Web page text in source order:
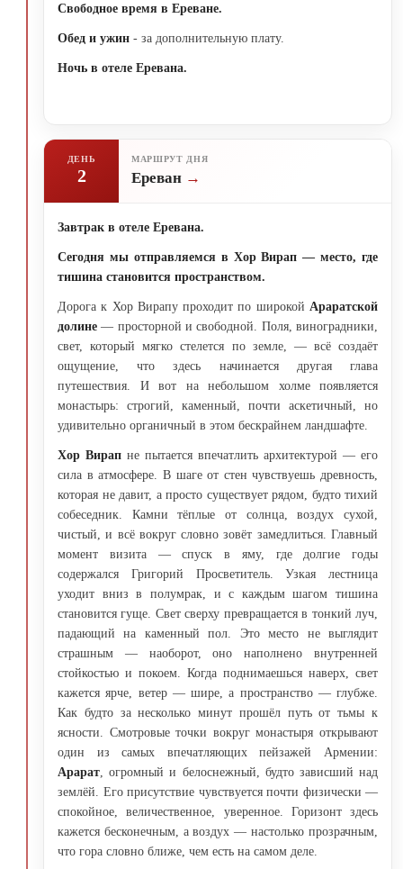
Свободное время в Ереване.
Обед и ужин - за дополнительную плату.
Ночь в отеле Еревана.
ДЕНЬ
2
МАРШРУТ ДНЯ
Ереван
Завтрак в отеле Еревана.
Сегодня мы отправляемся в Хор Вирап — место, где
тишина становится пространством.
Дорога к Хор Вирапу проходит по широкой Араратской
долине — просторной и свободной. Поля, виноградники,
свет, который мягко стелется по земле, — всё создаёт
ощущение, что здесь начинается другая глава
путешествия. И вот на небольшом холме появляется
монастырь: строгий, каменный, почти аскетичный, но
удивительно органичный в этом бескрайнем ландшафте.
Хор Вирап не пытается впечатлить архитектурой — его
сила в атмосфере. В шаге от стен чувствуешь древность,
которая не давит, а просто существует рядом, будто тихий
собеседник. Камни тёплые от солнца, воздух сухой,
чистый, и всё вокруг словно зовёт замедлиться. Главный
момент визита — спуск в яму, где долгие годы
содержался Григорий Просветитель. Узкая лестница
уходит вниз в полумрак, и с каждым шагом тишина
становится гуще. Свет сверху превращается в тонкий луч,
падающий на каменный пол. Это место не выглядит
страшным — наоборот, оно наполнено внутренней
стойкостью и покоем. Когда поднимаешься наверх, свет
кажется ярче, ветер — шире, а пространство — глубже.
Как будто за несколько минут прошёл путь от тьмы к
ясности. Смотровые точки вокруг монастыря открывают
один из самых впечатляющих пейзажей Армении:
Арарат , огромный и белоснежный, будто зависший над
землёй. Его присутствие чувствуется почти физически —
спокойное, величественное, уверенное. Горизонт здесь
кажется бесконечным, а воздух — настолько прозрачным,
что гора словно ближе, чем есть на самом деле.